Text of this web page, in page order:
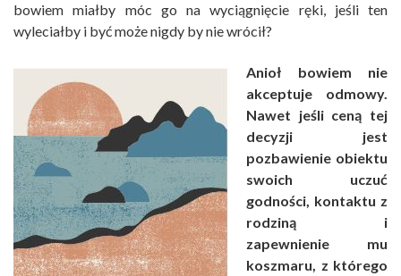
bowiem miałby móc go na wyciągnięcie ręki, jeśli ten
wyleciałby i być może nigdy by nie wrócił?
Anioł bowiem nie
akceptuje odmowy.
Nawet jeśli ceną tej
decyzji jest
pozbawienie obiektu
swoich uczuć
godności, kontaktu z
rodziną i
zapewnienie mu
koszmaru, z którego